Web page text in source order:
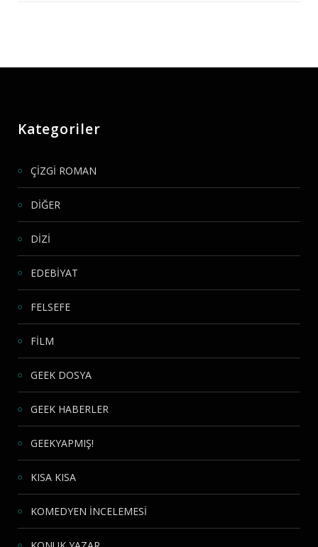
Kategoriler
ÇİZGİ ROMAN
DİĞER
DİZİ
EDEBİYAT
FELSEFE
FİLM
GEEK DOSYA
GEEK HABERLER
GEEKYAPMIŞ!
KISA KISA
KOMEDYEN İNCELEMESİ